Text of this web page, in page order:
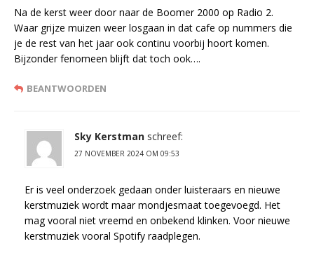
Na de kerst weer door naar de Boomer 2000 op Radio 2.
Waar grijze muizen weer losgaan in dat cafe op nummers die
je de rest van het jaar ook continu voorbij hoort komen.
Bijzonder fenomeen blijft dat toch ook….
BEANTWOORDEN
Sky Kerstman schreef:
27 NOVEMBER 2024 OM 09:53
Er is veel onderzoek gedaan onder luisteraars en nieuwe
kerstmuziek wordt maar mondjesmaat toegevoegd. Het
mag vooral niet vreemd en onbekend klinken. Voor nieuwe
kerstmuziek vooral Spotify raadplegen.